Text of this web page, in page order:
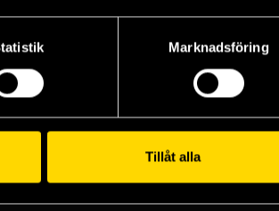
Marknadsföring
Tillåt alla
Skicka